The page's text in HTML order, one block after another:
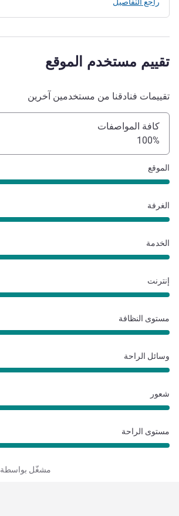
راجع التفاصيل
تقييم مستخدم الموقع
تقييمات فنادقنا من مستخدمين آخرين
كافة المواصفات
100%
الموقع
الغرفة
الخدمة
إنترنت
مستوى النظافة
وسائل الراحة
شعور
مستوى الراحة
مشغّل بواسطة